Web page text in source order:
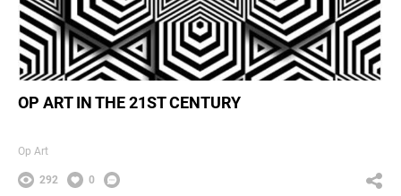
OP ART IN THE 21ST CENTURY
Op Art
292 0